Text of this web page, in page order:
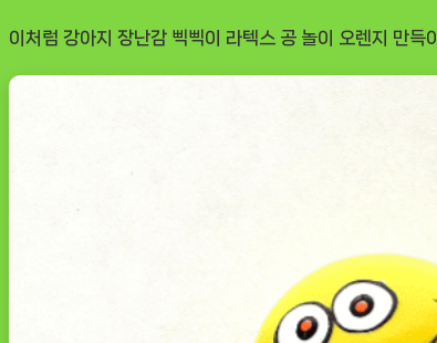
이처럼 강아지 장난감 삑삑이 라텍스 공 놀이 오렌지 만득이